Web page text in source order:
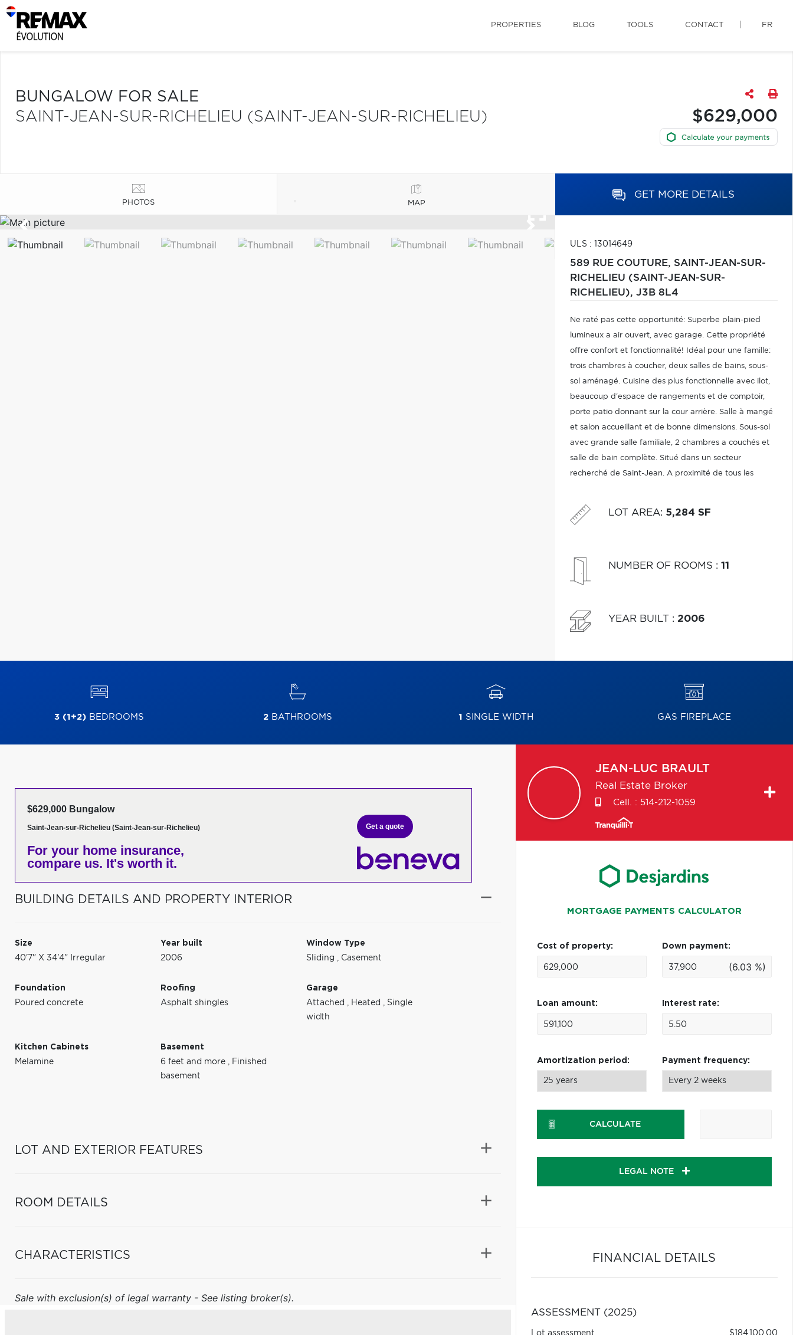
PROPERTIES BLOG TOOLS CONTACT FR
BUNGALOW FOR SALE
SAINT-JEAN-SUR-RICHELIEU (SAINT-JEAN-SUR-RICHELIEU)
$629,000
PHOTOS MAP
GET MORE DETAILS
ULS : 13014649
589 RUE COUTURE, SAINT-JEAN-SUR-
RICHELIEU (SAINT-JEAN-SUR-
RICHELIEU), J3B 8L4
Ne raté pas cette opportunité: Superbe plain-pied
lumineux a air ouvert, avec garage. Cette propriété
offre confort et fonctionnalité! Idéal pour une famille:
trois chambres à coucher, deux salles de bains, sous-
sol aménagé. Cuisine des plus fonctionnelle avec ilot,
beaucoup d'espace de rangements et de comptoir,
porte patio donnant sur la cour arrière. Salle à mangé
et salon accueillant et de bonne dimensions. Sous-sol
avec grande salle familiale, 2 chambres a couchés et
salle de bain complète. Situé dans un secteur
recherché de Saint-Jean. A proximité de tous les
grands axes routiers.
LOT AREA: 5,284 SF
NUMBER OF ROOMS : 11
YEAR BUILT : 2006
3 (1+2) BEDROOMS 2BATHROOMS 1 SINGLE WIDTH GAS FIREPLACE
$629,000 Bungalow
Saint-Jean-sur-Richelieu (Saint-Jean-sur-Richelieu)
For your home insurance,
compare us. It's worth it.
Get a quote
BUILDING DETAILS AND PROPERTY INTERIOR
Size
40'7" X 34'4" Irregular
Year built
2006
Window Type
Sliding , Casement
Foundation
Poured concrete
Roofing
Asphalt shingles
Garage
Attached , Heated , Single
width
Kitchen Cabinets
Melamine
Basement
6 feet and more , Finished
basement
LOT AND EXTERIOR FEATURES
ROOM DETAILS
CHARACTERISTICS
Sale with exclusion(s) of legal warranty - See listing broker(s).
JEAN-LUC BRAULT
Real Estate Broker
Cell. : 514-212-1059
MORTGAGE PAYMENTS CALCULATOR
Cost of property: Down payment:
(6.03 %)
Loan amount: Interest rate:
Amortization period: Payment frequency:
CALCULATE
LEGAL NOTE
FINANCIAL DETAILS
ASSESSMENT (2025)
Lot assessment
$184,100.00